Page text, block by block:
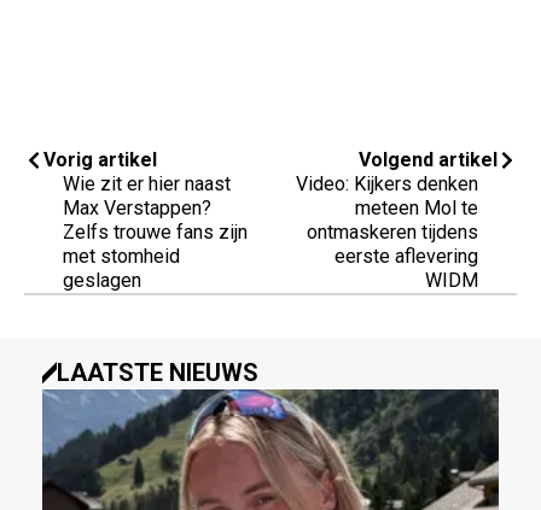
Vorig artikel
Wie zit er hier naast
Max Verstappen?
Zelfs trouwe fans zijn
met stomheid
geslagen
Volgend artikel
Video: Kijkers denken
meteen Mol te
ontmaskeren tijdens
eerste aflevering
WIDM
LAATSTE NIEUWS